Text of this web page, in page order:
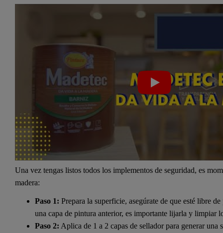
Una vez tengas listos todos los implementos de seguridad, es
madera:
Paso 1: Prepara la superficie, asegúrate de que esté libre
una capa de pintura anterior, es importante lijarla y limpiar
Paso 2: Aplica de 1 a 2 capas de sellador para generar una